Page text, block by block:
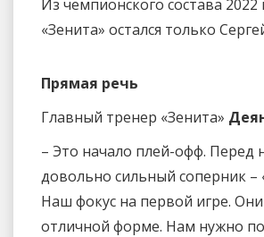
Из чемпионского состава 2022
«Зенита» остался только
Прямая речь
Главный тренер «Зенита»
– Это начало плей-офф. Перед
довольно сильный соперник –
Наш фокус на первой игре. Они
отличной форме. Нам нужно